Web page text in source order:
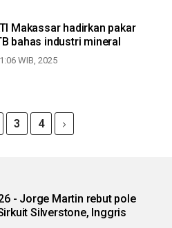
Makassar hadirkan pakar
bahas industri mineral
WIB, 2025
3 4
- Jorge Martin rebut pole
di Sirkuit Silverstone, Inggris